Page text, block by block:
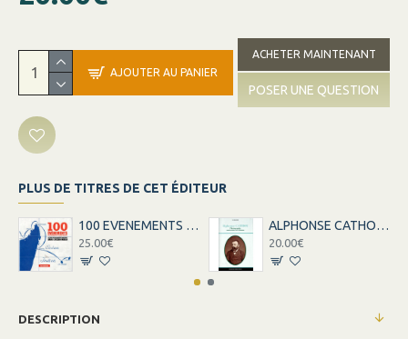
AJOUTER AU PANIER
ACHETER MAINTENANT
POSER UNE QUESTION
PLUS DE TITRES DE CET ÉDITEUR
100 EVENEMENTS DE LA LIGNE LA REUNION-MARSEILLE
25.00€
ALPHONSE CATHOU PHOTOGRAPHE - ANCIEN ESCLAVE DE LA REUNION
20.00€
DESCRIPTION